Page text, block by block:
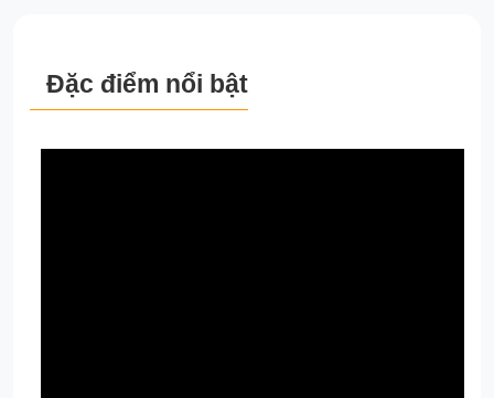
Đặc điểm nổi bật